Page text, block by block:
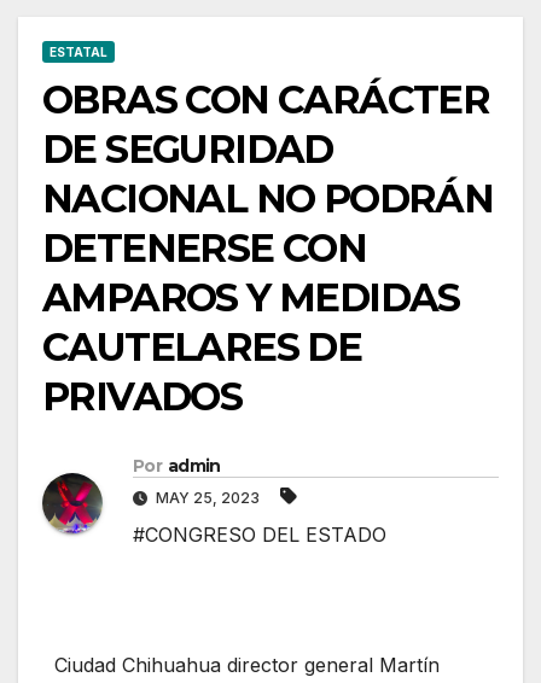
ESTATAL
OBRAS CON CARÁCTER
DE SEGURIDAD
NACIONAL NO PODRÁN
DETENERSE CON
AMPAROS Y MEDIDAS
CAUTELARES DE
PRIVADOS
Por admin
MAY 25, 2023
#CONGRESO DEL ESTADO
Ciudad Chihuahua director general Martín